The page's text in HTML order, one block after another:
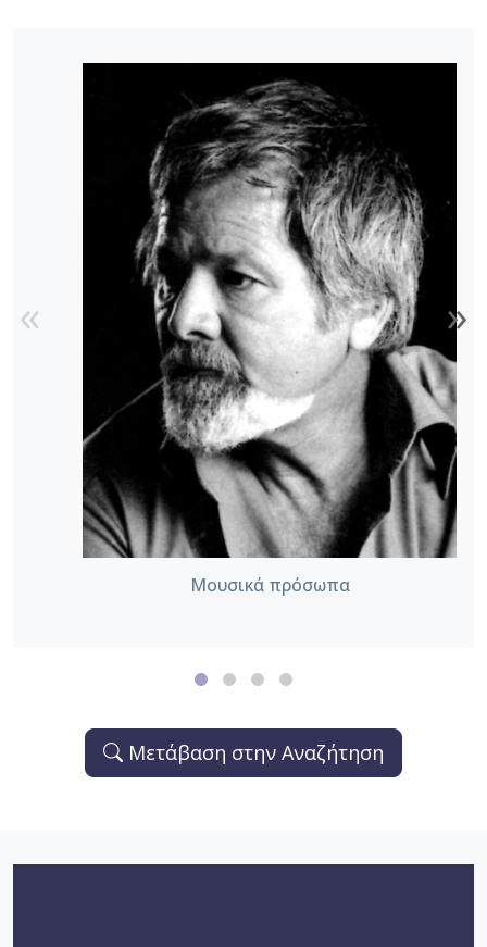
Μουσικά πρόσωπα
« »
Μετάβαση στην Αναζήτηση